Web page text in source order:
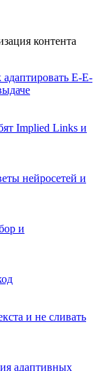
контента
E-E-
Implied Links и
нейросетей и
и
и не сливать
адаптивных